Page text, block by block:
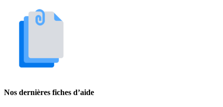
Nos dernières fiches d’aide